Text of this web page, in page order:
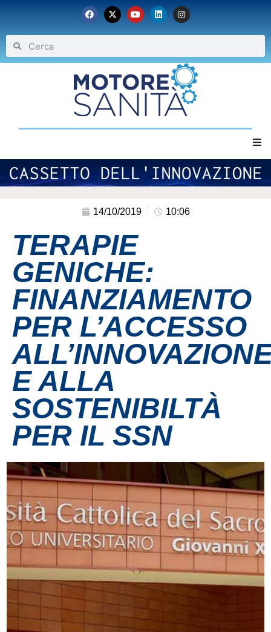
Home
Eventi
Archivio
Contatti
Grandi eventi
Ospedale Virtuale
MotoRare
14/10/2019 10:06
TERAPIE
GENICHE:
FINANZIAMENTO
PER L’ACCESSO
E ALLA
SOSTENIBILTÀ
PER IL SSN